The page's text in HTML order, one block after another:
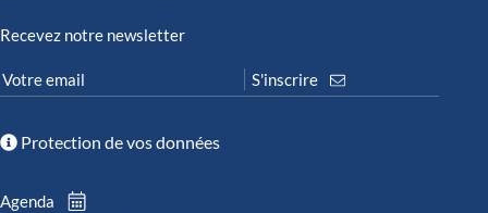
Recevez notre newsletter
Protection de vos données
Agenda